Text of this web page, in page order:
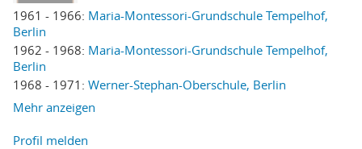
1961 - 1966: Maria-Montessori-Grundschule Tempelhof,
Berlin
1962 - 1968: Maria-Montessori-Grundschule Tempelhof,
Berlin
1968 - 1971: Werner-Stephan-Oberschule, Berlin
Mehr anzeigen
Profil melden